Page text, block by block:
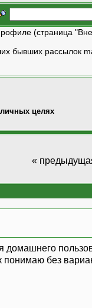
(страница
бывших рассылок
целях
«
без